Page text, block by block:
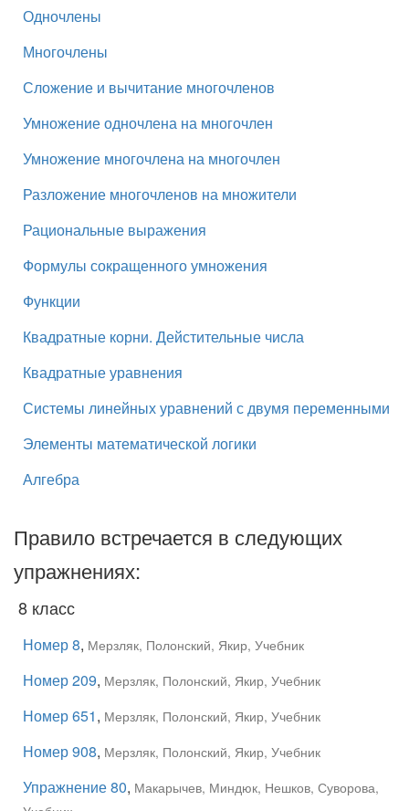
Одночлены
Многочлены
Сложение и вычитание многочленов
Умножение одночлена на многочлен
Умножение многочлена на многочлен
Разложение многочленов на множители
Рациональные выражения
Формулы сокращенного умножения
Функции
Квадратные корни. Дейстительные числа
Квадратные уравнения
Системы линейных уравнений с двумя переменными
Элементы математической логики
Алгебра
Правило встречается в следующих
упражнениях:
8 класс
Номер 8, Мерзляк, Полонский, Якир, Учебник
Номер 209, Мерзляк, Полонский, Якир, Учебник
Номер 651, Мерзляк, Полонский, Якир, Учебник
Номер 908, Мерзляк, Полонский, Якир, Учебник
Упражнение 80, Макарычев, Миндюк, Нешков, Суворова,